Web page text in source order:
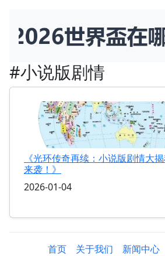
#小说版剧情
《光环传奇再续：小说版剧情大
来袭！》
2026-01-04
首页 关于我们 新闻中心